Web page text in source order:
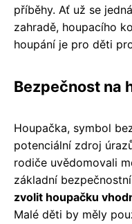
příběhy. Ať už se
zahradě, houpacího
houpání je pro děti
Bezpečnost na
Houpačka, symbol
potenciální zdroj
rodiče uvědomovali
základní
zvolit houpačku
Malé děti by měly